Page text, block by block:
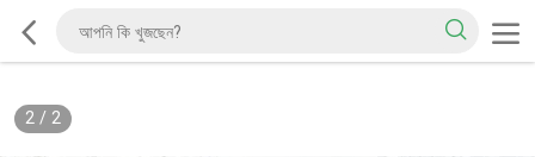
2/ 2